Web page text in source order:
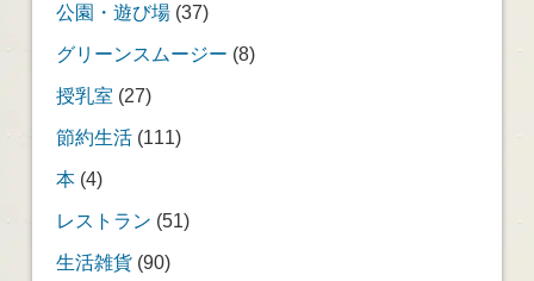
公園・遊び場(37)
グリーンスムージー (8)
授乳室 (27)
節約生活(111)
本(4)
レストラン (51)
生活雑貨(90)